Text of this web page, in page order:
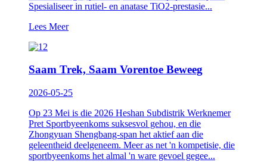
Spesialiseer in rutiel- en anatase TiO2-prestasie...
Lees Meer
Saam Trek, Saam Vorentoe Beweeg
2026-05-25
Op 23 Mei is die 2026 Heshan Subdistrik Werknemer
Pret Sportbyeenkoms suksesvol gehou, en die
Zhongyuan Shengbang-span het aktief aan die
geleentheid deelgeneem. Meer as net 'n kompetisie, die
sportbyeenkoms het almal 'n ware gevoel gegee...